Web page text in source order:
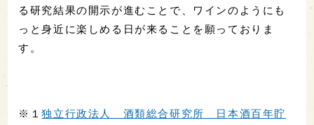
る研究結果の開示が進むことで、ワインのようにも
っと身近に楽しめる日が来ることを願っておりま
す。
※１独立行政法人 酒類総合研究所 日本酒百年貯